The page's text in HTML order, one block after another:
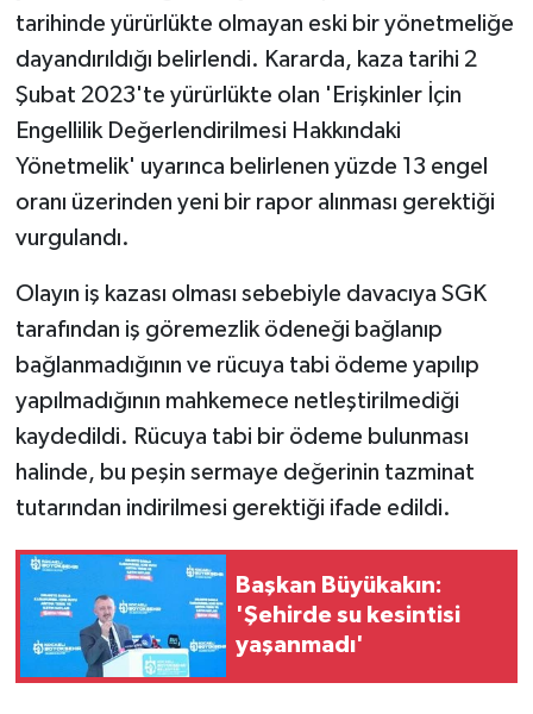
tarihinde yürürlükte olmayan eski bir yönetmeliğe
dayandırıldığı belirlendi. Kararda, kaza tarihi 2
Şubat 2023'te yürürlükte olan 'Erişkinler İçin
Engellilik Değerlendirilmesi Hakkındaki
Yönetmelik' uyarınca belirlenen yüzde 13 engel
oranı üzerinden yeni bir rapor alınması gerektiği
vurgulandı.
Olayın iş kazası olması sebebiyle davacıya SGK
tarafından iş göremezlik ödeneği bağlanıp
bağlanmadığının ve rücuya tabi ödeme yapılıp
yapılmadığının mahkemece netleştirilmediği
kaydedildi. Rücuya tabi bir ödeme bulunması
halinde, bu peşin sermaye değerinin tazminat
tutarından indirilmesi gerektiği ifade edildi.
Başkan Büyükakın:
'Şehirde su kesintisi
yaşanmadı'